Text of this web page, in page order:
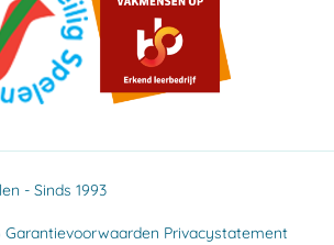
- Sinds 1993
Garantievoorwaarden Privacystatement